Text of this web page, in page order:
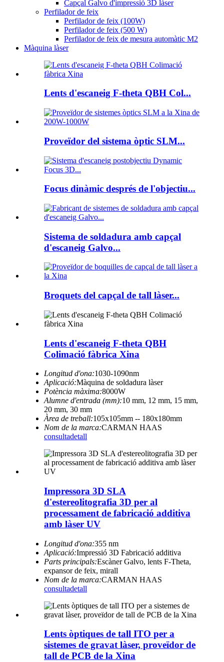
Capçal Galvo d'impressió 3D làser
Perfilador de feix
Perfilador de feix (100W)
Perfilador de feix (500 W)
Perfilador de feix de mesura automàtic M2
Màquina làser
Lents d'escaneig F-theta QBH Col...
Proveïdor del sistema òptic SLM...
Focus dinàmic després de l'objectiu...
Sistema de soldadura amb capçal
d'escaneig Galvo...
Broquets del capçal de tall làser...
Lents d'escaneig F-theta QBH
Colimació fàbrica Xina
Longitud d'ona:1030-1090nm
Aplicació:Màquina de soldadura làser
Potència màxima:8000W
Alumne d'entrada (mm):10 mm, 12 mm, 15 mm,
20 mm, 30 mm
Àrea de treball:105x105mm -- 180x180mm
Nom de la marca:CARMAN HAAS
consultadetall
Impressora 3D SLA
d'estereolitografia 3D per al
processament de fabricació additiva
amb làser UV
Longitud d'ona:355 nm
Aplicació:Impressió 3D Fabricació additiva
Parts principals:Escàner Galvo, lents F-Theta,
expansor de feix, mirall
Nom de la marca:CARMAN HAAS
consultadetall
Lents òptiques de tall ITO per a
sistemes de gravat làser, proveïdor de
tall de PCB de la Xina